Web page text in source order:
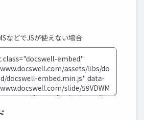
などでJSが使えない場合